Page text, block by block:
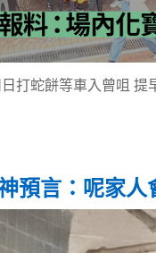
打蛇餅等車入曾咀 提
預言：呢家人